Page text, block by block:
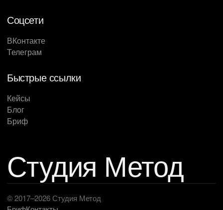
Соцсети
ВКонтакте
Телеграм
Быстрые ссылки
Кейсы
Блог
Бриф
Студия Метод
© 2017–2026 Студия Метод